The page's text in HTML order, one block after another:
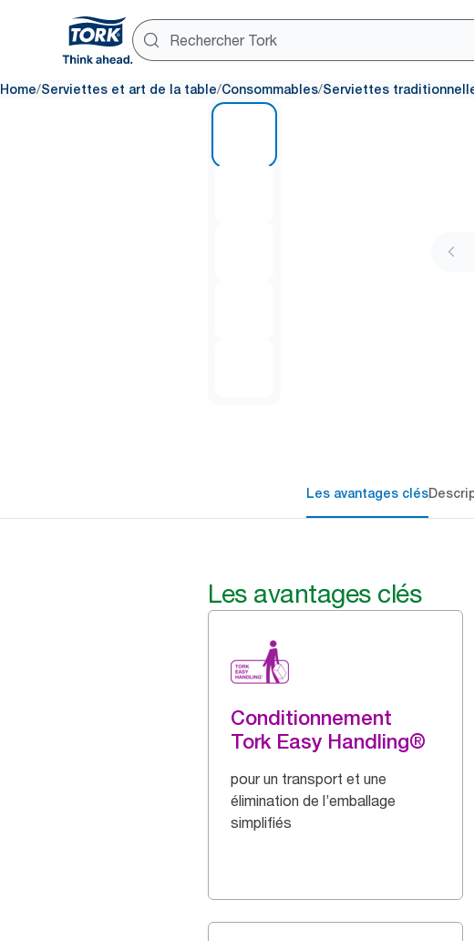
Home/Serviettes et art de la table/Consommables/Serviettes
Les avantages clés
Les avantages clés
Conditionnement
Tork Easy Handling®
pour un transport et une
élimination de l’emballage
simplifiés